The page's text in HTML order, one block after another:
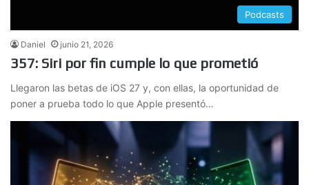
Podcasts
Daniel junio 21, 2026
357: Siri por fin cumple lo que prometió
Llegaron las betas de iOS 27 y, con ellas, la oportunidad de
poner a prueba todo lo que Apple presentó…